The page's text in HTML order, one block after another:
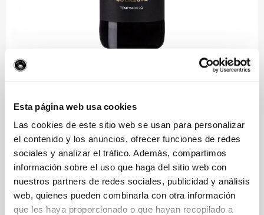
Esta página web usa cookies
Las cookies de este sitio web se usan para personalizar
el contenido y los anuncios, ofrecer funciones de redes
sociales y analizar el tráfico. Además, compartimos
información sobre el uso que haga del sitio web con
nuestros partners de redes sociales, publicidad y análisis
web, quienes pueden combinarla con otra información
que les haya proporcionado o que hayan recopilado a
VARIEDAD
GRADOS DE
ALCOHOL
13% vol
TEMPERATURA
DE SERVICIO
Servir entre 14 – 16 ºC